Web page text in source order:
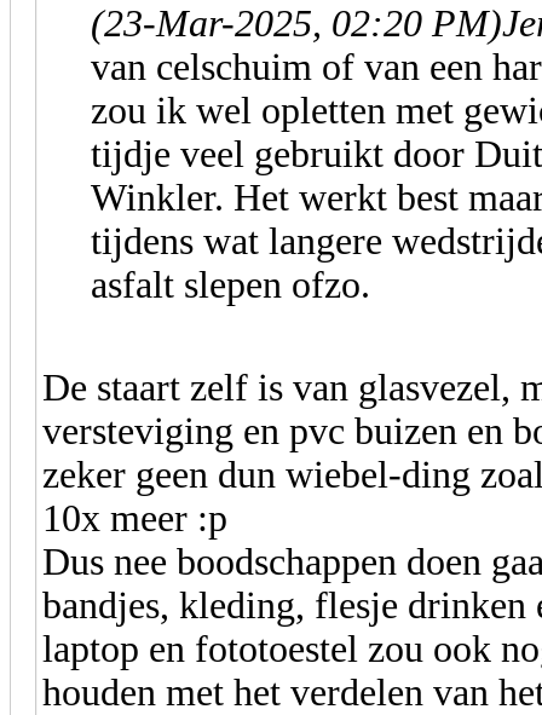
(23-Mar-2025, 02:20 PM)
van celschuim of van een
zou ik wel opletten met
tijdje veel gebruikt door
Winkler. Het werkt best
tijdens wat langere
asfalt slepen ofzo.
De staart zelf is van glasvezel,
versteviging en pvc buizen en
zeker geen dun wiebel-ding
10x meer :p
Dus nee boodschappen doen
bandjes, kleding, flesje drinken
laptop en fototoestel zou ook
houden met het verdelen van